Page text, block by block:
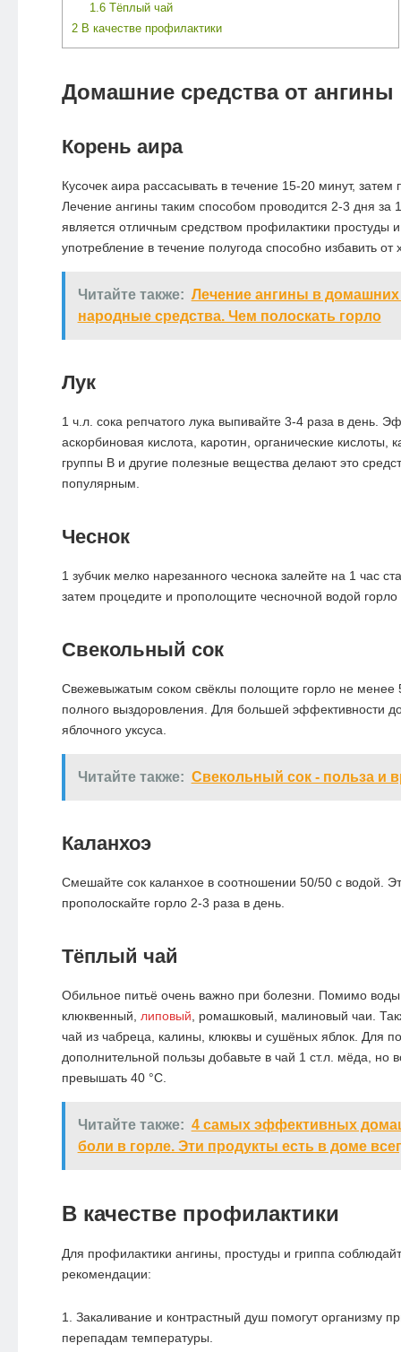
1.6Тёплый чай
2В качестве профилактики
Домашние средства от ангины
Корень аира
Кусочек аира рассасывать в течение 15-20 минут, затем
Лечение ангины таким способом проводится 2-3 дня за
является отличным средством профилактики простуды
употребление в течение полугода способно избавить от
Читайте также: Лечение ангины в домашних
народные средства. Чем полоскать горло
Лук
1 ч.л. сока репчатого лука выпивайте 3-4 раза в день.
аскорбиновая кислота, каротин, органические кислоты,
группы В и другие полезные вещества делают это
популярным.
Чеснок
1 зубчик мелко нарезанного чеснока залейте на 1 час
затем процедите и прополощите чесночной водой горло
Свекольный сок
Свежевыжатым соком свёклы полощите горло не менее
полного выздоровления. Для большей эффективности
яблочного уксуса.
Читайте также: Свекольный сок - польза и
Каланхоэ
Смешайте сок каланхое в соотношении 50/50 с водой.
прополоскайте горло 2-3 раза в день.
Тёплый чай
Обильное питьё очень важно при болезни. Помимо воды
клюквенный, липовый , ромашковый, малиновый чаи.
чай из чабреца, калины, клюквы и сушёных яблок. Для
дополнительной пользы добавьте в чай 1 ст.л. мёда, но
превышать 40 °С.
Читайте также: 4 самых эффективных
боли в горле. Эти продукты есть в доме
В качестве профилактики
Для профилактики ангины, простуды и гриппа
рекомендации:
Закаливание и контрастный душ помогут организму
перепадам температуры.